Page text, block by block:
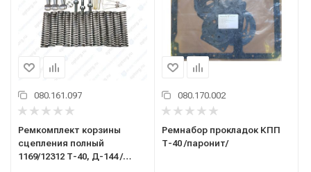
080.161.097
Ремкомплект корзины
сцепления полный
1169/12312 Т-40, Д-144 /
080.170.002
Ремнабор прокладок КПП
Т-40 /паронит/